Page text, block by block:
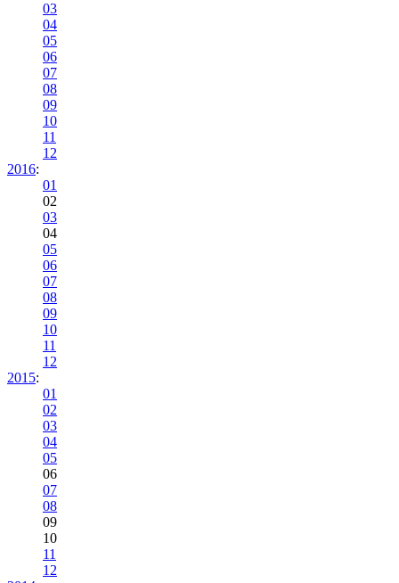
03
04
05
06
07
08
09
10
11
12
2016:
01
02
03
04
05
06
07
08
09
10
11
12
2015:
01
02
03
04
05
06
07
08
09
10
11
12